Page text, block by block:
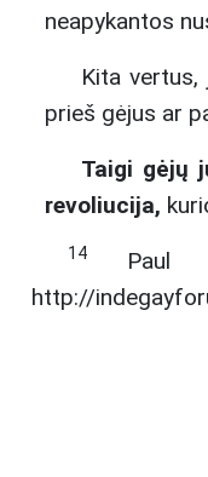
neapykantos
Kita
prieš gėjus ar
Taigi gėjų
revoliucija,
14
Paul
http://